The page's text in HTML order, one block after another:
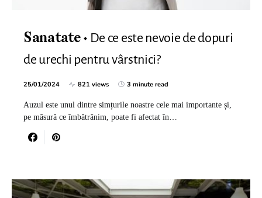
Sanatate
De ce este nevoie de dopuri
de urechi pentru vârstnici?
25/01/2024 821 views 3 minute read
Auzul este unul dintre simțurile noastre cele mai importante și,
pe măsură ce îmbătrânim, poate fi afectat în…